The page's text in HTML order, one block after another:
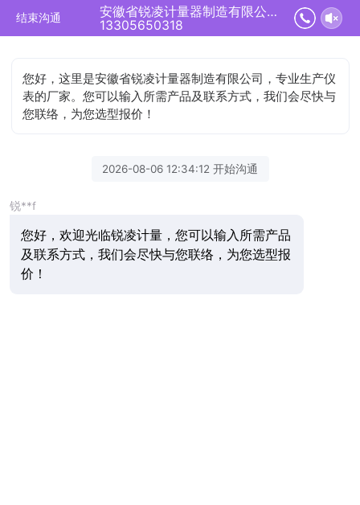
结束沟通
安徽省锐凌计量器制造有限公司正在为您服务
13305650318
您好，这里是安徽省锐凌计量器制造有限公司，专业生产仪
表的厂家。您可以输入所需产品及联系方式，我们会尽快与
您联络，为您选型报价！
2026-08-06 12:34:12 开始沟通
锐**f
您好，欢迎光临锐凌计量，您可以输入所需产品
及联系方式，我们会尽快与您联络，为您选型报
价！